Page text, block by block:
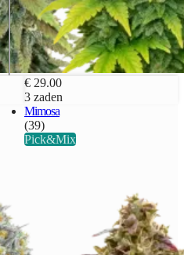
€ 29.00
3 zaden
Mimosa
(39)
Pick&Mix